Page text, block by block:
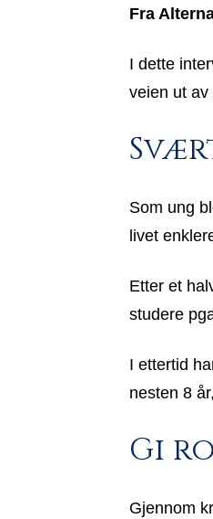
Fra
I dette
veien ut
Som ung
livet
Etter et
studere
I ettertid
nesten 8
Gi
Gjennom